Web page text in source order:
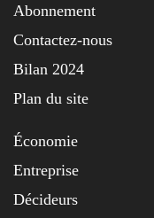
Abonnement
Contactez-nous
Bilan 2024
Plan du site
Économie
Entreprise
Décideurs